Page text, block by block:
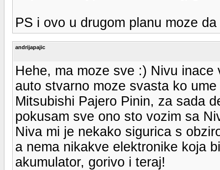
PS i ovo u drugom planu moze
andrijapajic
Hehe, ma moze sve :) Nivu
auto stvarno moze svasta ko
Mitsubishi Pajero Pinin, za sada
pokusam sve ono sto vozim sa
Niva mi je nekako sigurica s
a nema nikakve elektronike koja
akumulator, gorivo i teraj!